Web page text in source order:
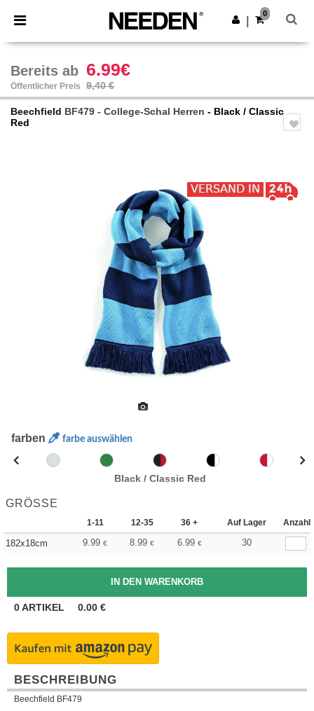
× Needen App
Bessere Preise in der App!
App holen
0
Bereits ab 6.99€
Öffentlicher Preis 9,40 €
Beechfield BF479 - College-Schal Herren - Black / Classic
Red
farben farbe auswählen
Black / Classic Red
GRÖSSE
1-11 12-35 36 + Auf Lager Anzahl
182x18cm 9.99 € 8.99 € 6.99 € 30
0ARTIKEL 0.00 €
BESCHREIBUNG
Beechfield BF479